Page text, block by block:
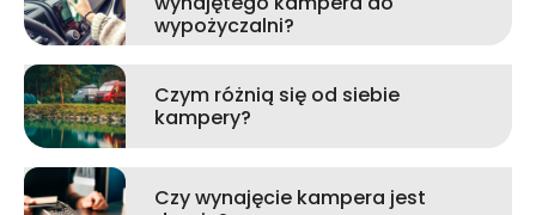
wypożyczalni?
Czym różnią się od siebie
kampery?
Czy wynajęcie kampera jest